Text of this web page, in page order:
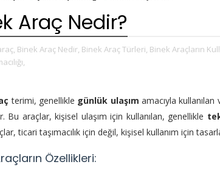
Araç Nedir?
Binek Araç Nedir, Binek Araç Türleri, Binek Araçların
terimi, genellikle günlük ulaşım amacıyla kullanılan
Bu araçlar, kişisel ulaşım için kullanılan, genellikle
ticari taşımacılık için değil, kişisel kullanım için
Özellikleri: